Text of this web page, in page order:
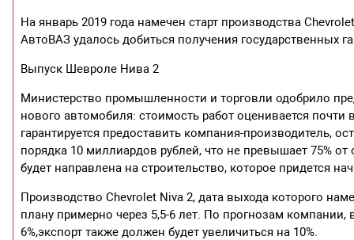
На январь 2019 года намечен старт производства
АвтоВАЗ удалось добиться получения государственных
Выпуск Шевроле Нива 2
Министерство промышленности и торговли одобрило
нового автомобиля: стоимость работ оценивается
гарантируется предоставить компания-производитель,
порядка 10 миллиардов рублей, что не превышает 75%
будет направлена на строительство, которое придется
Производство Chevrolet Niva 2, дата выхода которого
плану примерно через 5,5-6 лет. По прогнозам
6%,экспорт также должен будет увеличиться на 10%.